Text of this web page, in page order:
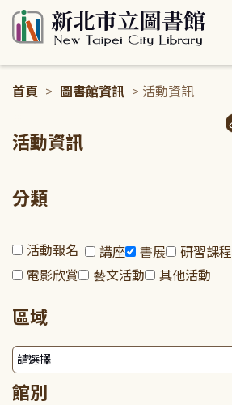
首頁 > 圖書館資訊 > 活動資訊
活動資訊
分類
活動報名 講座 書展 研習課程
電影欣賞
藝文活動 其他活動
區域
館別